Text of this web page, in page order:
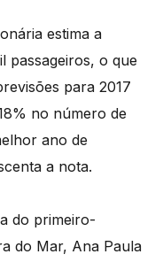
estima a
passageiros, o que
para 2017
no número de
ano de
a nota.
do primeiro-
do Mar, Ana Paula